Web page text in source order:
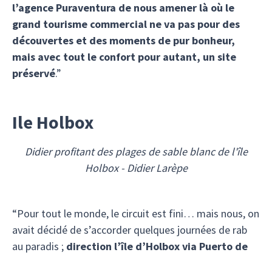
l’agence Puraventura de nous amener là où le
grand tourisme commercial ne va pas pour des
découvertes et des moments de pur bonheur,
mais avec tout le confort pour autant, un site
préservé.”
Ile Holbox
Didier profitant des plages de sable blanc de l'île
Holbox - Didier Larèpe
“Pour tout le monde, le circuit est fini… mais nous, on
avait décidé de s’accorder quelques journées de rab
au paradis ; direction l’île d’Holbox via Puerto de